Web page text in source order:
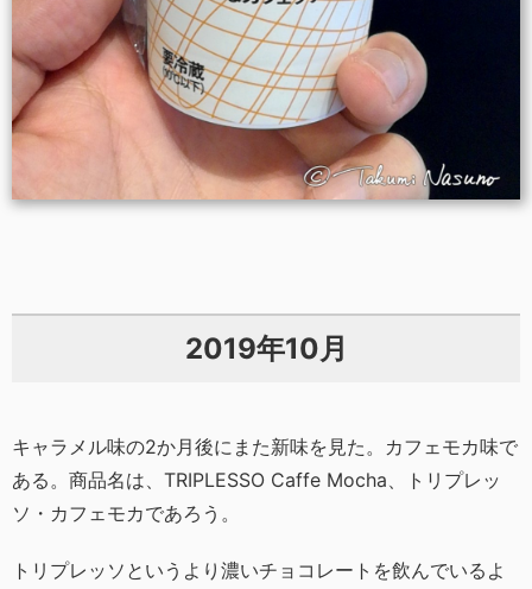
2019年10月
キャラメル味の2か月後にまた新味を見た。カフェモカ味で
ある。商品名は、TRIPLESSO Caffe Mocha、トリプレッ
ソ・カフェモカであろう。
トリプレッソというより濃いチョコレートを飲んでいるよ